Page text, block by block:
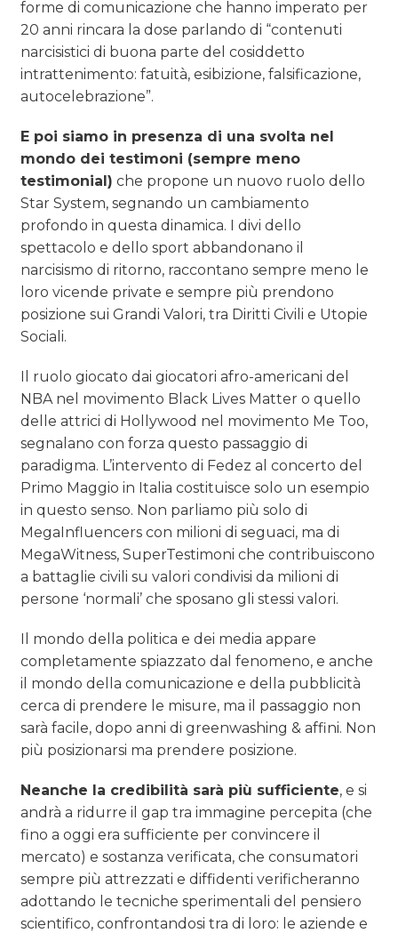
forme di comunicazione che hanno imperato per
20 anni rincara la dose parlando di “contenuti
narcisistici di buona parte del cosiddetto
intrattenimento: fatuità, esibizione, falsificazione,
autocelebrazione”.
E poi siamo in presenza di una svolta nel
mondo dei testimoni (sempre meno
testimonial) che propone un nuovo ruolo dello
Star System, segnando un cambiamento
profondo in questa dinamica. I divi dello
spettacolo e dello sport abbandonano il
narcisismo di ritorno, raccontano sempre meno le
loro vicende private e sempre più prendono
posizione sui Grandi Valori, tra Diritti Civili e Utopie
Sociali.
Il ruolo giocato dai giocatori afro-americani del
NBA nel movimento Black Lives Matter o quello
delle attrici di Hollywood nel movimento Me Too,
segnalano con forza questo passaggio di
paradigma. L’intervento di Fedez al concerto del
Primo Maggio in Italia costituisce solo un esempio
in questo senso. Non parliamo più solo di
MegaInfluencers con milioni di seguaci, ma di
MegaWitness, SuperTestimoni che contribuiscono
a battaglie civili su valori condivisi da milioni di
persone ‘normali’ che sposano gli stessi valori.
Il mondo della politica e dei media appare
completamente spiazzato dal fenomeno, e anche
il mondo della comunicazione e della pubblicità
cerca di prendere le misure, ma il passaggio non
sarà facile, dopo anni di greenwashing & affini. Non
più posizionarsi ma prendere posizione.
Neanche la credibilità sarà più sufficiente, e si
andrà a ridurre il gap tra immagine percepita (che
fino a oggi era sufficiente per convincere il
mercato) e sostanza verificata, che consumatori
sempre più attrezzati e diffidenti verificheranno
adottando le tecniche sperimentali del pensiero
scientifico, confrontandosi tra di loro: le aziende e